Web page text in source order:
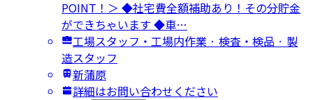
POINT！＞ ◆社宅費全額補助あり！その分貯金
ができちゃいます ◆車…
工場スタッフ・工場内作業 · 検査・検品 · 製
造スタッフ
新蒲原
詳細はお問い合わせください